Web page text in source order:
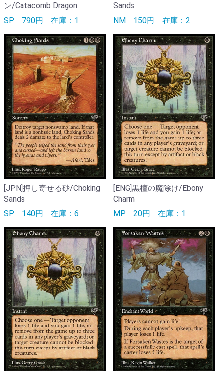
ン/Catacomb Dragon
SP 790円 在庫：1
Sands
NM 150円 在庫：2
[JPN]押し寄せる砂/Choking
Sands
SP 140円 在庫：6
[ENG]黒檀の魔除け/Ebony
Charm
MP 20円 在庫：1